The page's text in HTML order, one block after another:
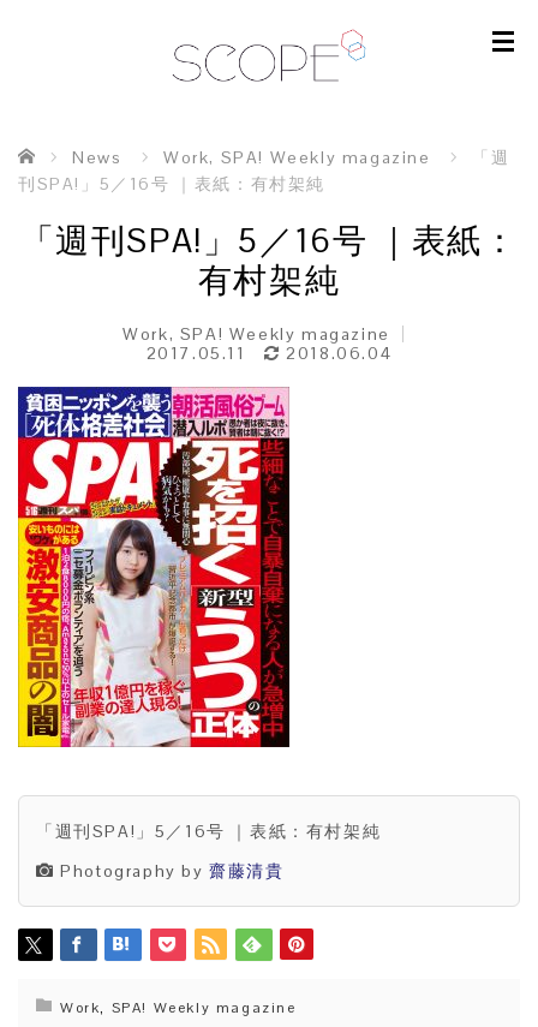
ホームNews Work, SPA! Weekly magazine
「週
刊SPA!」5／16号 ｜表紙：有村架純
「週刊SPA!」5／16号 ｜表紙：
有村架純
Work, SPA! Weekly magazine
2017.05.11
2018.06.04
「週刊SPA!」5／16号 ｜表紙：有村架純
Photography by齋藤清貴
Work, SPA! Weekly magazine